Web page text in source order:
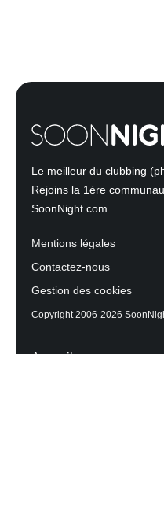
Le meilleur du clubbing
Rejoins la 1ère
SoonNight.com.
Mentions légales
Contactez-nous
Gestion des cookies
Copyright 2006-2026
Accueil